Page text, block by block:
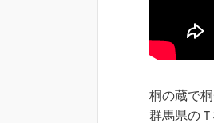
桐の蔵で
群馬県の